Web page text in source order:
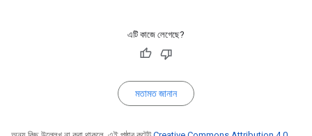
এটি কাজে লেগেছে?
মতামত জানান